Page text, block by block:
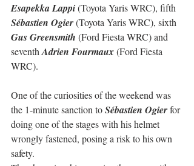
Esapekka Lappi (Toyota Yaris WRC), fifth
Sébastien Ogier (Toyota Yaris WRC), sixth
Gus Greensmith (Ford Fiesta WRC) and
seventh Adrien Fourmaux (Ford Fiesta
WRC).
One of the curiosities of the weekend was
the 1-minute sanction to Sébastien Ogier for
doing one of the stages with his helmet
wrongly fastened, posing a risk to his own
safety.